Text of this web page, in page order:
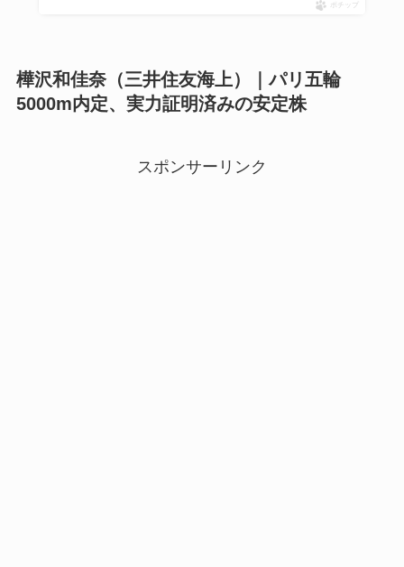
ポチップ
樺沢和佳奈（三井住友海上）｜パリ五輪
5000m内定、実力証明済みの安定株
スポンサーリンク